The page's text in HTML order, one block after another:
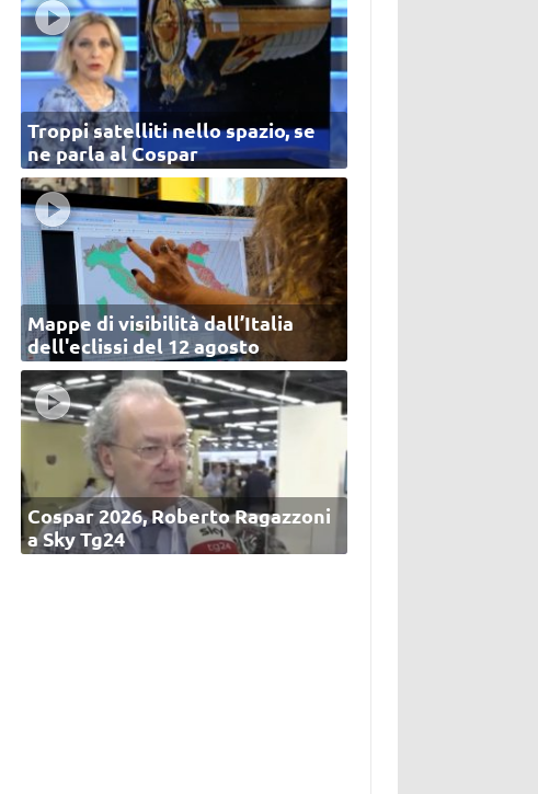
Troppi satelliti nello spazio, se
ne parla al Cospar
Mappe di visibilità dall’Italia
dell'eclissi del 12 agosto
Cospar 2026, Roberto Ragazzoni
a Sky Tg24